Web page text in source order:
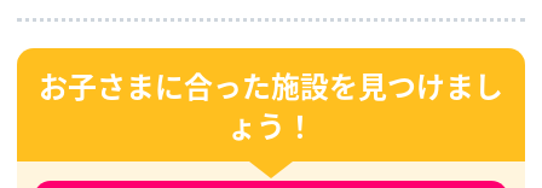
お子さまに合った施設を見つけまし
ょう！